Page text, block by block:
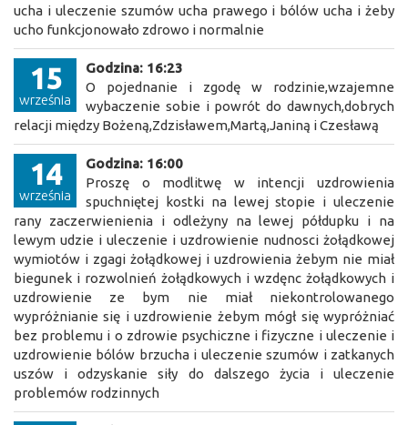
ucha i uleczenie szumów ucha prawego i bólów ucha i żeby
ucho funkcjonowało zdrowo i normalnie
15
września
Godzina: 16:23
O pojednanie i zgodę w rodzinie,wzajemne
wybaczenie sobie i powrót do dawnych,dobrych
relacji między Bożeną,Zdzisławem,Martą,Janiną i Czesławą
14
września
Godzina: 16:00
Proszę o modlitwę w intencji uzdrowienia
spuchniętej kostki na lewej stopie i uleczenie
rany zaczerwienienia i odleżyny na lewej półdupku i na
lewym udzie i uleczenie i uzdrowienie nudnosci żołądkowej
wymiotów i zgagi żołądkowej i uzdrowienia żebym nie miał
biegunek i rozwolnień żołądkowych i wzdęnc żołądkowych i
uzdrowienie ze bym nie miał niekontrolowanego
wypróżnianie się i uzdrowienie żebym mógł się wypróżniać
bez problemu i o zdrowie psychiczne i fizyczne i uleczenie i
uzdrowienie bólów brzucha i uleczenie szumów i zatkanych
uszów i odzyskanie siły do dalszego życia i uleczenie
problemów rodzinnych